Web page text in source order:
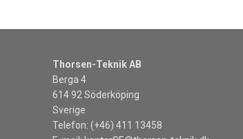
Thorsen-Teknik AB
Berga 4
614 92 Söderköping
Sverige
Telefon: (+46) 411 13458